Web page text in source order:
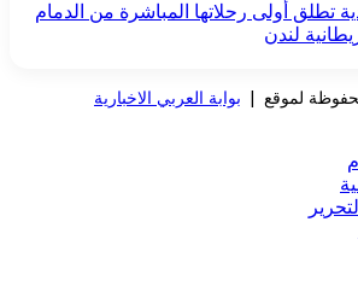
تطلق أولى رحلاتها المباشرة من الدمام
لندن
بوابة العربي الاخبارية